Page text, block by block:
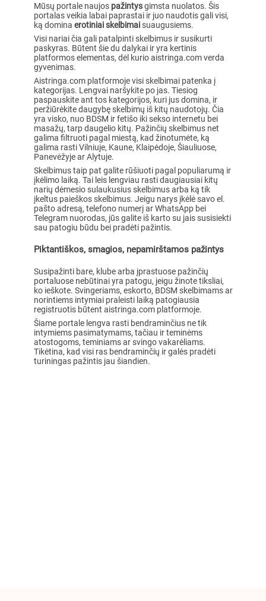
Mūsų portale naujos pažintysgimsta nuolatos. Šis
portalas veikia labai paprastai ir juo naudotis gali visi,
ką domina erotiniai skelbimaisuaugusiems.
Visi nariai čia gali patalpinti skelbimus ir susikurti
paskyras. Būtent šie du dalykai ir yra kertinis
platformos elementas, dėl kurio aistringa.com verda
gyvenimas.
Aistringa.com platformoje visi skelbimai patenka į
kategorijas. Lengvai naršykite po jas. Tiesiog
paspauskite ant tos kategorijos, kuri jus domina, ir
peržiūrėkite daugybę skelbimų iš kitų naudotojų. Čia
yra visko, nuo BDSM ir fetišo iki sekso internetu bei
masažų, tarp daugelio kitų. Pažinčių skelbimus net
galima filtruoti pagal miestą, kad žinotumėte, ką
galima rasti Vilniuje, Kaune, Klaipėdoje, Šiauliuose,
Panevėžyje ar Alytuje.
Skelbimus taip pat galite rūšiuoti pagal populiarumą ir
įkėlimo laiką. Tai leis lengviau rasti daugiausiai kitų
narių dėmesio sulaukusius skelbimus arba ką tik
įkeltus paieškos skelbimus. Jeigu narys įkėlė savo el.
pašto adresą, telefono numerį ar WhatsApp bei
Telegram nuorodas, jūs galite iš karto su jais susisiekti
sau patogiu būdu bei pradėti pažintis.
Piktantiškos, smagios, nepamirštamos pažintys
Susipažinti bare, klube arba įprastuose pažinčių
portaluose nebūtinai yra patogu, jeigu žinote tiksliai,
ko ieškote. Svingeriams, eskorto, BDSM skelbimams ar
norintiems intymiai praleisti laiką patogiausia
registruotis būtent aistringa.com platformoje.
Šiame portale lengva rasti bendraminčius ne tik
intymiems pasimatymams, tačiau ir teminėms
atostogoms, teminiams ar svingo vakarėliams.
Tikėtina, kad visi ras bendraminčių ir galės pradėti
turiningas pažintis jau šiandien.